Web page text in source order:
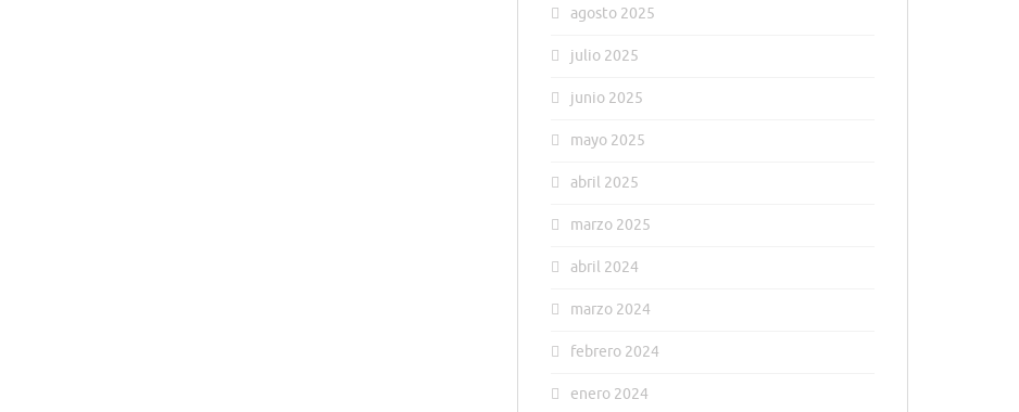
agosto 2025
julio 2025
junio 2025
mayo 2025
abril 2025
marzo 2025
abril 2024
marzo 2024
febrero 2024
enero 2024